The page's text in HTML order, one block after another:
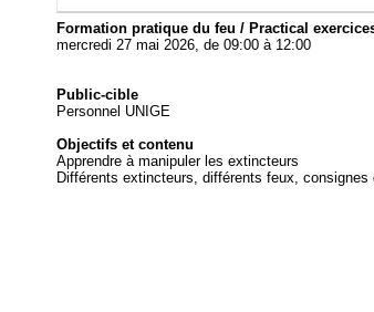
Formation pratique du feu / Practical
mercredi 27 mai 2026, de 09:00 à 12:00
Public-cible
Personnel UNIGE
Objectifs et contenu
Apprendre à manipuler les extincteurs
Différents extincteurs, différents feux,